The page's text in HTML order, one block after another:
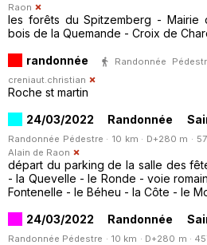
Raon
les forêts du Spitzemberg - Mairie
bois de la Quemande - Croix de
randonnée
Randonnée
creniaut.christian
Roche st martin
24/03/2022 Randonnée
Randonnée Pédestre · 10 km · D+280 m ·
Alain de Raon
départ du parking de la salle des
- la Quevelle - le Ronde - voie
Fontenelle - le Béheu - la Côte - le
24/03/2022 Randonnée
Randonnée Pédestre · 10 km · D+280 m ·